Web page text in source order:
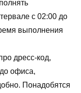
c 02:00 до
выполнения
дресс-код,
офиса,
Понадобятся